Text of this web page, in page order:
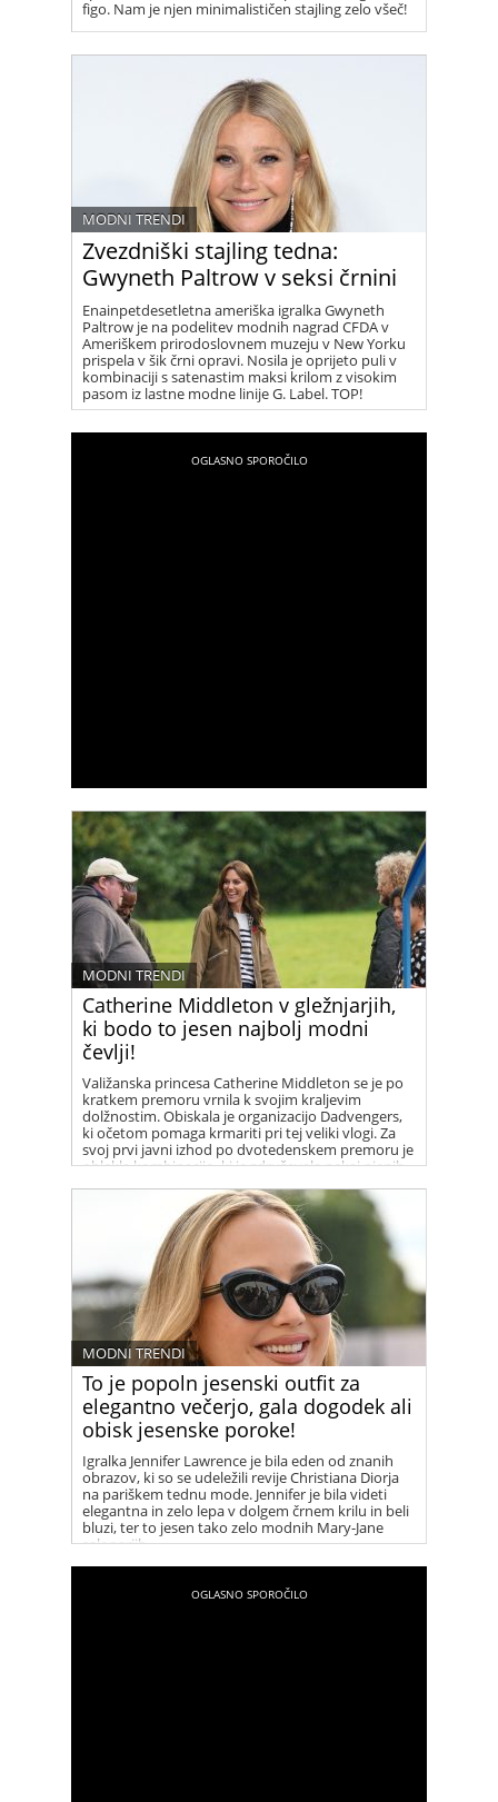
figo. Nam je njen minimalističen stajling zelo všeč!
Zvezdniški stajling tedna:
Gwyneth Paltrow v seksi črnini
MODNI TRENDI
Enainpetdesetletna ameriška igralka Gwyneth
Paltrow je na podelitev modnih nagrad CFDA v
Ameriškem prirodoslovnem muzeju v New Yorku
prispela v šik črni opravi. Nosila je oprijeto puli v
kombinaciji s satenastim maksi krilom z visokim
pasom iz lastne modne linije G. Label. TOP!
Catherine Middleton v gležnjarjih,
ki bodo to jesen najbolj modni
čevlji!
MODNI TRENDI
Valižanska princesa Catherine Middleton se je po
kratkem premoru vrnila k svojim kraljevim
dolžnostim. Obiskala je organizacijo Dadvengers,
ki očetom pomaga krmariti pri tej veliki vlogi. Za
svoj prvi javni izhod po dvotedenskem premoru je
oblekla kombinacijo, ki je združevala nekaj njenih
To je popoln jesenski outfit za
elegantno večerjo, gala dogodek ali
obisk jesenske poroke!
MODNI TRENDI
Igralka Jennifer Lawrence je bila eden od znanih
obrazov, ki so se udeležili revije Christiana Diorja
na pariškem tednu mode. Jennifer je bila videti
elegantna in zelo lepa v dolgem črnem krilu in beli
bluzi, ter to jesen tako zelo modnih Mary-Jane
salonarjih.